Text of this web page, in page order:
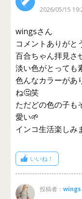
2026/05/15
wingsさん
コメントありが
百合ちゃん拝見さ
淡い色がとっても
色んなカラーがあ
ね🤔笑
ただどの色の子も
愛い🌱
インコ生活楽しみ
いいね！
投稿者：wings